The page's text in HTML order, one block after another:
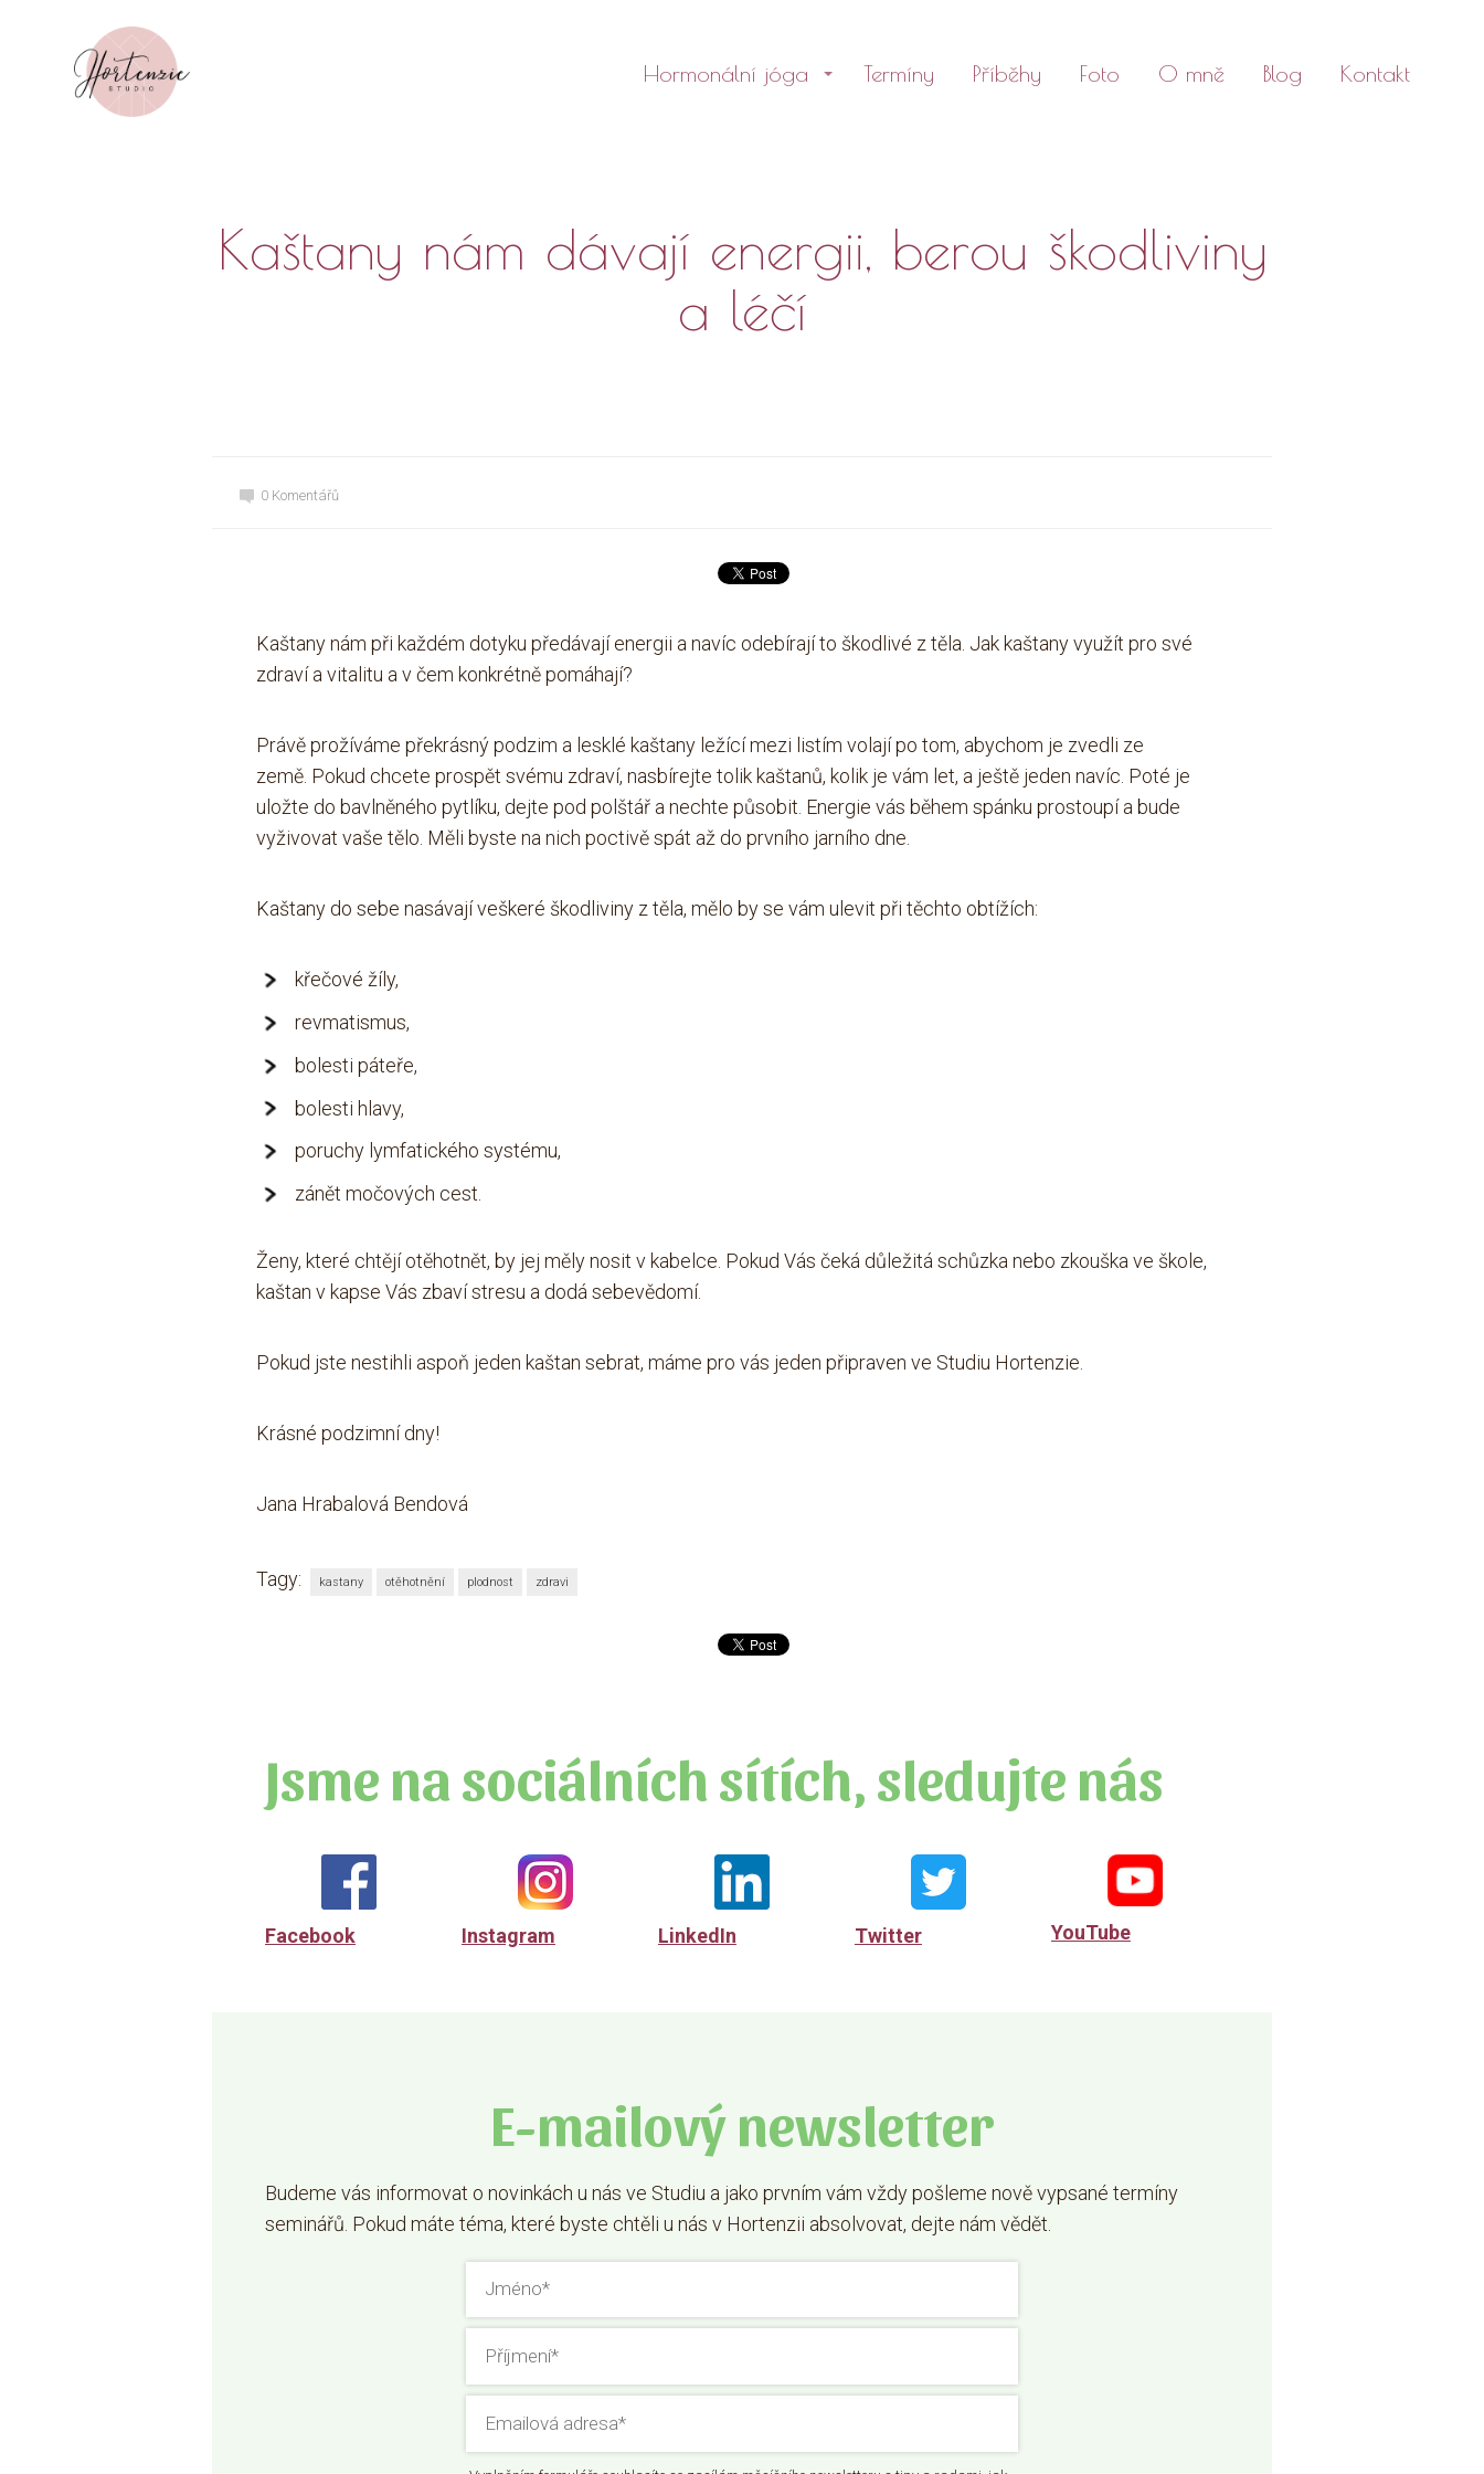
Hormonální jóga Termíny Příběhy Foto O mně Blog Kontakt
Kaštany nám dávají energii, berou škodliviny
a léčí
0 Komentářů
Kaštany nám při každém dotyku předávají energii a navíc odebírají to škodlivé z těla. Jak kaštany využít pro své
zdraví a vitalitu a v čem konkrétně pomáhají?
Právě prožíváme překrásný podzim a lesklé kaštany ležící mezi listím volají po tom, abychom je zvedli ze
země. Pokud chcete prospět svému zdraví, nasbírejte tolik kaštanů, kolik je vám let, a ještě jeden navíc. Poté je
uložte do bavlněného pytlíku, dejte pod polštář a nechte působit. Energie vás během spánku prostoupí a bude
vyživovat vaše tělo Měli byste na nich poctivěspát až do prvního jarního dne.
Kaštany do sebe nasávají veškeré škodliviny z těla, mělo by se vám ulevit při těchto obtížích:
křečové žíly,
revmatismus,
bolesti páteře,
bolesti hlavy,
poruchy lymfatického systému,
zánět močových cest.
Ženy, které chtějí otěhotnět, by jej mělynosit v kabelce. Pokud Vás čeká důležitá schůzka nebo zkouška ve škole,
kaštan v kapse Vás zbaví stresu a dodá sebevědomí.
Pokud jste nestihli aspoň jeden kaštan sebrat, máme pro vás jeden připraven ve Studiu Hortenzie.
Krásné podzimní dny!
Jana Hrabalová Bendová
Tagy: kastany otěhotnění plodnost zdravi
Jsme na sociálních sítích, sledujte nás
Facebook Instagram LinkedIn Twitter YouTube
E-mailový newsletter
Budeme vás informovat o novinkách u nás ve Studiu a jako prvním vám vždy pošleme nově vypsané termíny
seminářů. Pokud máte téma, které byste chtěli u nás v Hortenzii absolvovat, dejte nám vědět.